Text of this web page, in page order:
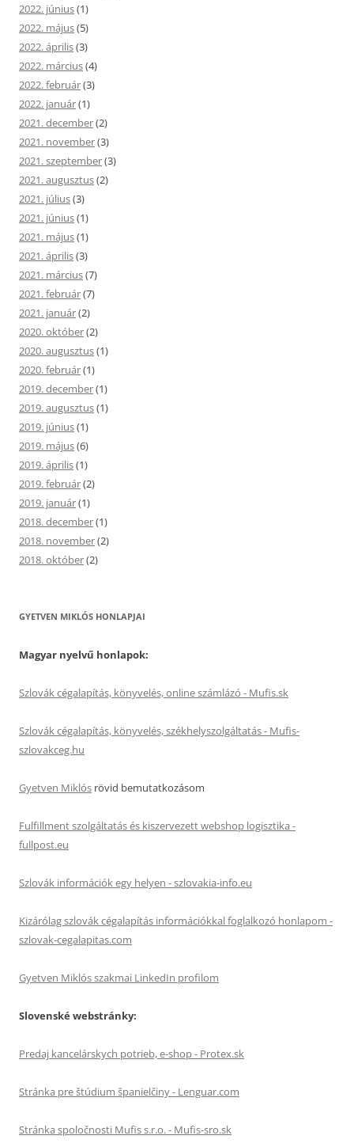
2022. június(1)
2022. május(5)
2022. április(3)
2022. március(4)
2022. február(3)
2022. január(1)
2021. december(2)
2021. november(3)
2021. szeptember(3)
2021. augusztus(2)
2021. július(3)
2021. június(1)
2021. május(1)
2021. április(3)
2021. március(7)
2021. február(7)
2021. január(2)
2020. október(2)
2020. augusztus(1)
2020. február(1)
2019. december(1)
2019. augusztus(1)
2019. június(1)
2019. május(6)
2019. április(1)
2019. február(2)
2019. január(1)
2018. december(1)
2018. november(2)
2018. október(2)
GYETVEN MIKLÓS HONLAPJAI
Magyar nyelvű honlapok:
Szlovák cégalapítás, könyvelés, online számlázó - Mufis.sk
Szlovák cégalapítás, könyvelés, székhelyszolgáltatás - Mufis-
szlovakceg.hu
Gyetven Miklós rövid bemutatkozásom
Fulfillment szolgáltatás és kiszervezett webshop logisztika -
fullpost.eu
Szlovák információk egy helyen - szlovakia-info.eu
Kizárólag szlovák cégalapítás információkkal foglalkozó honlapom -
szlovak-cegalapitas.com
Gyetven Miklós szakmai LinkedIn profilom
Slovenské webstránky:
Predaj kancelárskych potrieb, e-shop - Protex.sk
Stránka pre štúdium španielčiny - Lenguar.com
Stránka spoločnosti Mufis s.r.o. - Mufis-sro.sk